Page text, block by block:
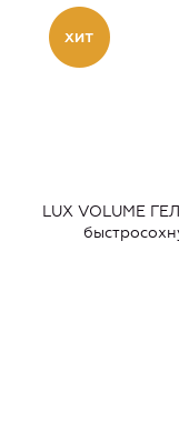
LUX VOLUME